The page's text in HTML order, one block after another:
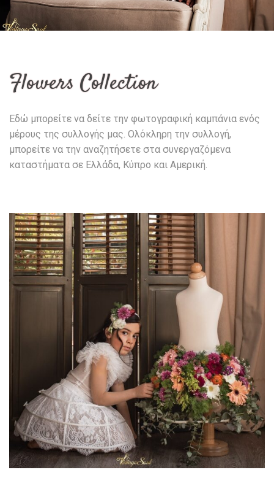
Flowers Collection
Εδώ μπορείτε να δείτε την φωτογραφική καμπάνια ενός
μέρους της συλλογής μας. Ολόκληρη την συλλογή,
μπορείτε να την αναζητήσετε στα συνεργαζόμενα
καταστήματα σε Ελλάδα, Κύπρο και Αμερική.